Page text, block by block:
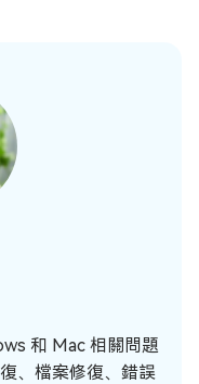
和 Mac 相關問題
、檔案修復、錯誤